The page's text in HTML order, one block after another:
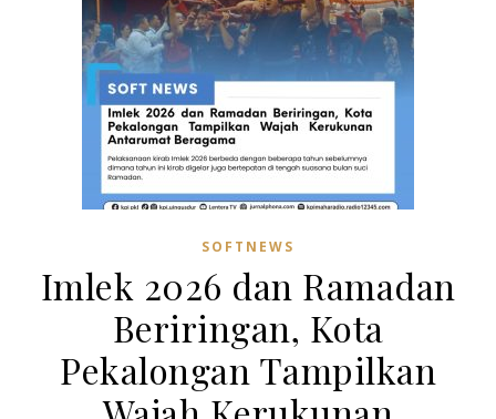
SOFTNEWS
Imlek 2026 dan Ramadan
Beriringan, Kota
Pekalongan Tampilkan